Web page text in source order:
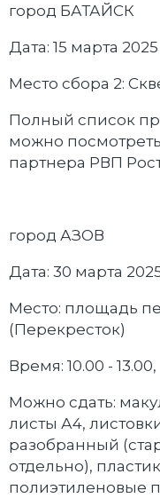
город БАТАЙСК
Дата: 15 марта
Место сбора 2:
Полный список
можно
партнера РВП
город АЗОВ
Дата: 30 марта
Место: площадь
(Перекресток)
Время: 10.00 - 13.00,
Можно сдать:
листы А4,
разобранный
отдельно),
полиэтиленовые